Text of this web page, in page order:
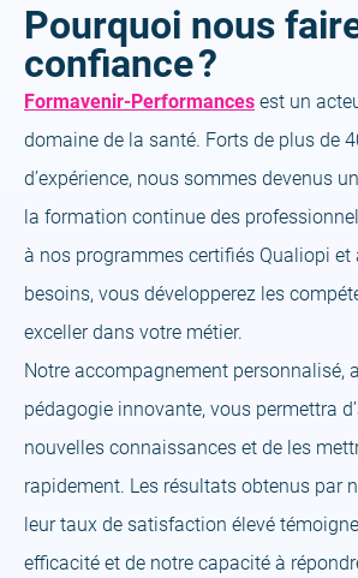
Pourquoi nous
confiance ?
Formavenir-Performances est un
domaine de la santé. Forts de plus de
d’expérience, nous sommes devenus
la formation continue des
à nos programmes certifiés Qualiopi et
besoins, vous développerez les
exceller dans votre métier.
Notre accompagnement personnalisé,
pédagogie innovante, vous permettra
nouvelles connaissances et de les
rapidement. Les résultats obtenus par
leur taux de satisfaction élevé
efficacité et de notre capacité à